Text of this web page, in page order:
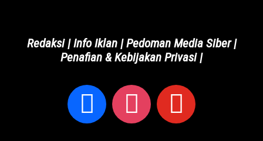
Redaksi |Info Iklan|Pedoman Media Siber|
Penafian & Kebijakan Privasi|